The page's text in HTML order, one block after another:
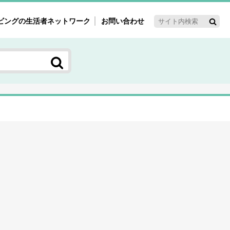
ゲット・重点テーマ
～60'ｓマーケット研究室
ングの生活者ネットワーク お問い合わせ